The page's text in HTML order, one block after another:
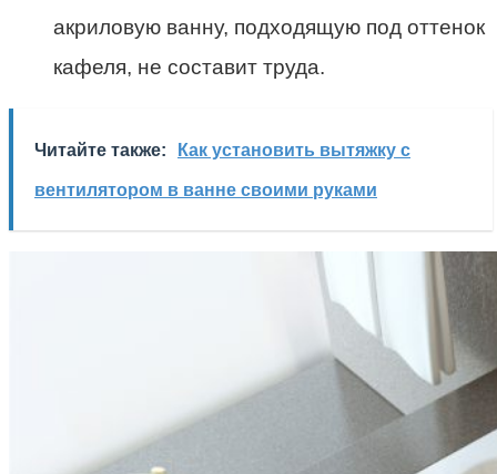
акриловую ванну, подходящую под оттенок
кафеля, не составит труда.
Читайте также: Как установить вытяжку с
вентилятором в ванне своими руками